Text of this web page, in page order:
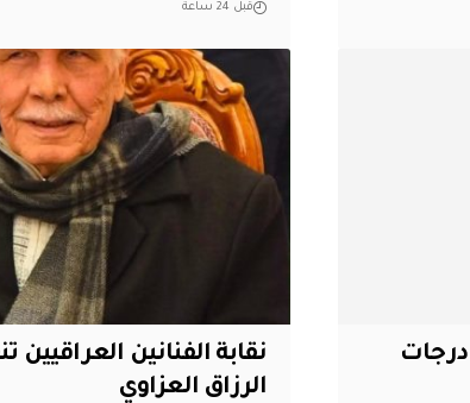
قبل 24 ساعة
درجات
نقابة الفنانين العراقيين
الرزاق العزاوي